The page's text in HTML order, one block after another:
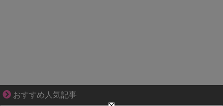
おすすめ人気記事
ブブ家のドタバタが、今日も愛おしい！